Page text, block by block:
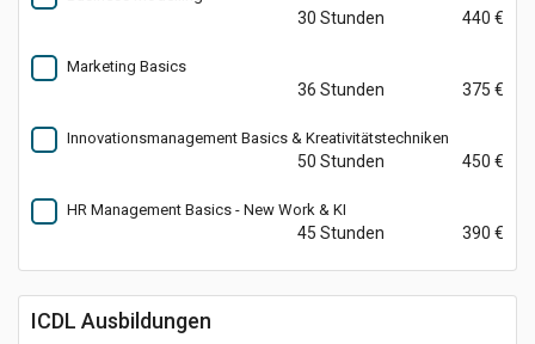
30 Stunden 440 €
Marketing Basics
36 Stunden 375 €
Innovationsmanagement Basics & Kreativitätstechniken
50 Stunden 450 €
HR Management Basics - New Work & KI
45 Stunden 390 €
ICDL Ausbildungen